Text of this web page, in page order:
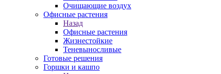
Очищающие воздух
Офисные растения
Назад
Офисные растения
Жизнестойкие
Теневыносливые
Готовые решения
Горшки и кашпо